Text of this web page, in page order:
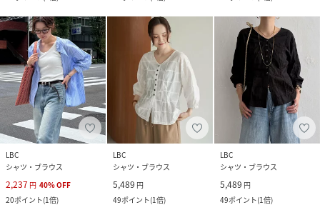
LBC
シャツ・ブラウス
2,237 円 40%OFF
20ポイント(1倍)
LBC
シャツ・ブラウス
5,489 円
49ポイント(1倍)
LBC
シャツ・ブラウス
5,489 円
49ポイント(1倍)